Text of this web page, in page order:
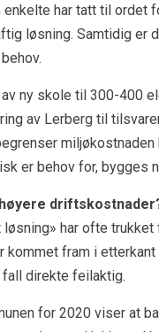
har tatt til ordet
løsning. Samtidig er
ny skole til 300-400
av Lerberg til
er behov for, bygges
har ofte
kommet fram i
direkte feilaktig.
for 2020 viser at